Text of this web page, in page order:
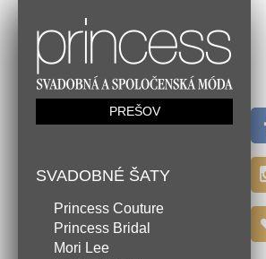
PREŠOV
SVADOBNÉ ŠATY
Princess Couture
Princess Bridal
Mori Lee